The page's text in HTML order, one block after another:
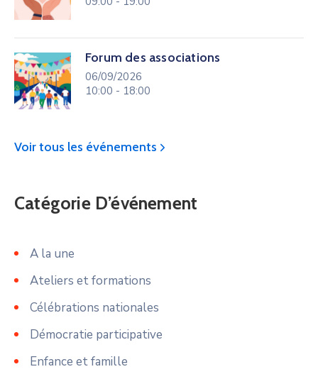
Forum des associations
06/09/2026
10:00 - 18:00
Voir tous les événements
Catégorie D’événement
A la une
Ateliers et formations
Célébrations nationales
Démocratie participative
Enfance et famille